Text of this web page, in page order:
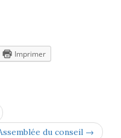
Imprimer
du conseil →